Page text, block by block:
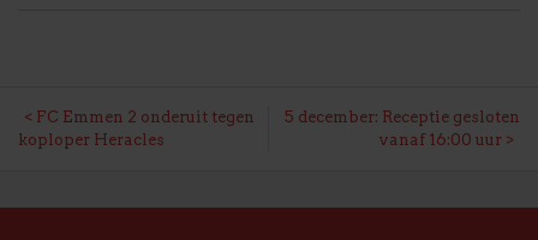
BERICHT
FC Emmen 2 onderuit tegen
koploper Heracles
5 december: Receptie gesloten
vanaf 16:00 uur